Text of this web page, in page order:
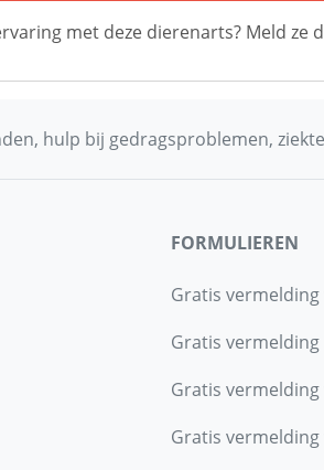
met deze dierenarts? Meld ze
hulp bij gedragsproblemen,
FORMULIEREN
Gratis vermelding
Gratis
Gratis
Gratis